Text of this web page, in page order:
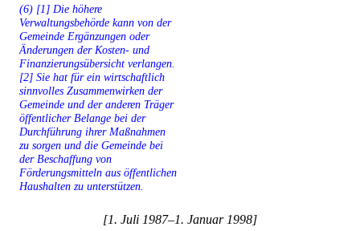
(6) [1] Die höhere
Verwaltungsbehörde kann von der
Gemeinde Ergänzungen oder
Änderungen der Kosten- und
Finanzierungsübersicht verlangen.
[2] Sie hat für ein wirtschaftlich
sinnvolles Zusammenwirken der
Gemeinde und der anderen Träger
öffentlicher Belange bei der
Durchführung ihrer Maßnahmen
zu sorgen und die Gemeinde bei
der Beschaffung von
Förderungsmitteln aus öffentlichen
Haushalten zu unterstützen.
[1. Juli 1987–1. Januar 1998]